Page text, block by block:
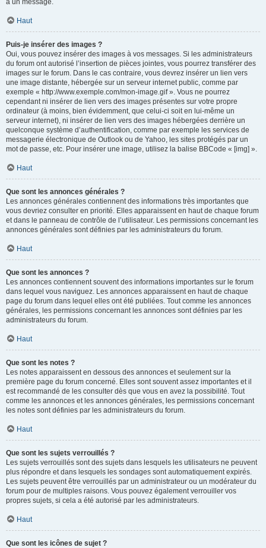
à un message.
Haut
Puis-je insérer des images ?
Oui, vous pouvez insérer des images à vos messages. Si les administrateurs
du forum ont autorisé l’insertion de pièces jointes, vous pourrez transférer des
images sur le forum. Dans le cas contraire, vous devrez insérer un lien vers
une image distante, hébergée sur un serveur internet public, comme par
exemple « http://www.exemple.com/mon-image.gif ». Vous ne pourrez
cependant ni insérer de lien vers des images présentes sur votre propre
ordinateur (à moins, bien évidemment, que celui-ci soit en lui-même un
serveur internet), ni insérer de lien vers des images hébergées derrière un
quelconque système d’authentification, comme par exemple les services de
messagerie électronique de Outlook ou de Yahoo, les sites protégés par un
mot de passe, etc. Pour insérer une image, utilisez la balise BBCode « [img] ».
Haut
Que sont les annonces générales ?
Les annonces générales contiennent des informations très importantes que
vous devriez consulter en priorité. Elles apparaissent en haut de chaque forum
et dans le panneau de contrôle de l’utilisateur. Les permissions concernant les
annonces générales sont définies par les administrateurs du forum.
Haut
Que sont les annonces ?
Les annonces contiennent souvent des informations importantes sur le forum
dans lequel vous naviguez. Les annonces apparaissent en haut de chaque
page du forum dans lequel elles ont été publiées. Tout comme les annonces
générales, les permissions concernant les annonces sont définies par les
administrateurs du forum.
Haut
Que sont les notes ?
Les notes apparaissent en dessous des annonces et seulement sur la
première page du forum concerné. Elles sont souvent assez importantes et il
est recommandé de les consulter dès que vous en avez la possibilité. Tout
comme les annonces et les annonces générales, les permissions concernant
les notes sont définies par les administrateurs du forum.
Haut
Que sont les sujets verrouillés ?
Les sujets verrouillés sont des sujets dans lesquels les utilisateurs ne peuvent
plus répondre et dans lesquels les sondages sont automatiquement expirés.
Les sujets peuvent être verrouillés par un administrateur ou un modérateur du
forum pour de multiples raisons. Vous pouvez également verrouiller vos
propres sujets, si cela a été autorisé par les administrateurs.
Haut
Que sont les icônes de sujet ?